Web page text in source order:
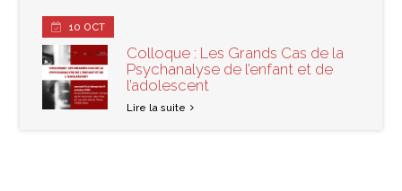
10 OCT
Colloque : Les Grands Cas de la
Psychanalyse de l’enfant et de
l’adolescent
Lire la suite